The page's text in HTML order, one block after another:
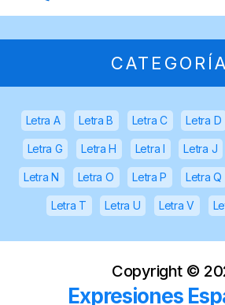
Letra A Letra B Letra C Letra D
Letra G Letra H Letra I Letra J
Letra N Letra O Letra P Letra Q
Letra T Letra U Letra V
Copyright ©
Expresiones